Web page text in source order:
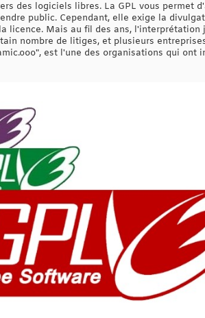
des logiciels libres. La GPL vous permet
public. Cependant, elle exige la
Mais au fil des ans, l'interprétation
nombre de litiges, et plusieurs
est l'une des organisations qui ont